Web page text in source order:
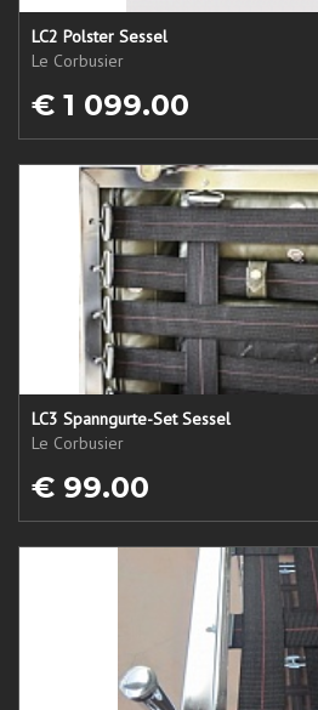
LC2 Polster Sessel
Le Corbusier
€ 1 099.00
LC3 Spanngurte-Set Sessel
Le Corbusier
€ 99.00